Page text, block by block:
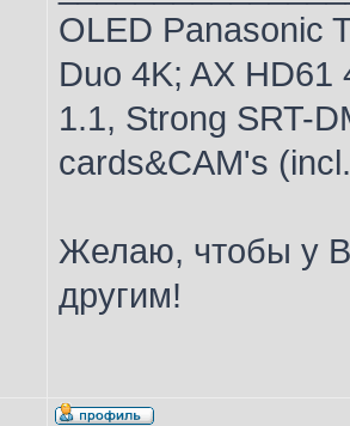
OLED Panasonic
Duo 4K; AX HD61
1.1, Strong SRT-
cards&CAM's
Желаю, чтобы у
другим!